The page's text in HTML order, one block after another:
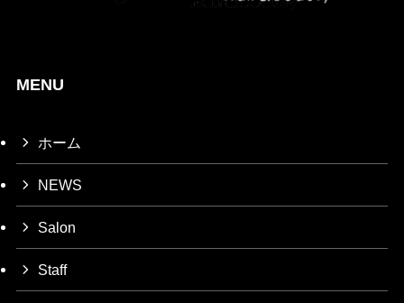
MENU
ホーム
NEWS
Salon
Staff